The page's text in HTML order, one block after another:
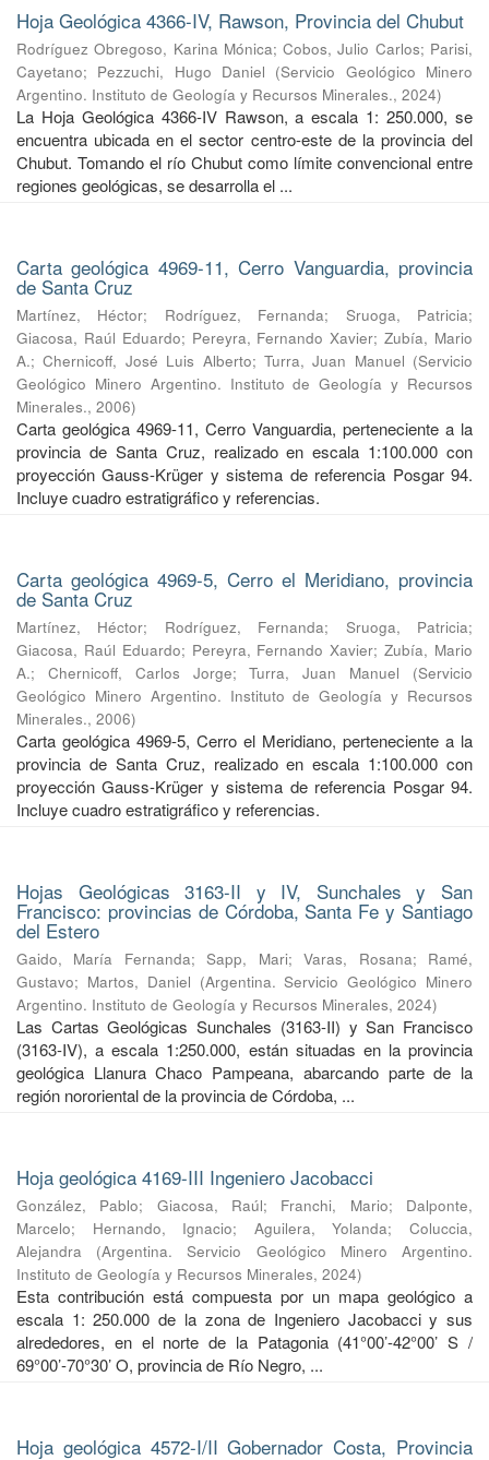
Hoja Geológica 4366-IV, Rawson, Provincia del Chubut
Rodríguez Obregoso, Karina Mónica;Cobos, Julio Carlos; Parisi,
Cayetano; Pezzuchi, Hugo Daniel (Servicio Geológico Minero
Argentino. Instituto de Geología y Recursos Minerales., 2024)
La Hoja Geológica 4366-IV Rawson, a escala 1: 250.000, se
encuentra ubicada en el sector centro-este de la provincia del
Chubut. Tomando el río Chubut como límite convencional entre
regiones geológicas, se desarrolla el ...
Carta geológica 4969-11, Cerro Vanguardia, provincia
de Santa Cruz
Martínez, Héctor; Rodríguez, Fernanda; Sruoga, Patricia;
Giacosa, Raúl Eduardo; Pereyra, Fernando Xavier;Zubía, Mario
A.;Chernicoff, José Luis Alberto; Turra, Juan Manuel (Servicio
Geológico Minero Argentino. Instituto de Geología y Recursos
Minerales., 2006)
Carta geológica 4969-11, Cerro Vanguardia, perteneciente a la
provincia de Santa Cruz, realizado en escala 1:100.000 con
proyección Gauss-Krüger y sistema de referencia Posgar 94.
Incluye cuadro estratigráfico y referencias.
Carta geológica 4969-5, Cerro el Meridiano, provincia
de Santa Cruz
Martínez, Héctor; Rodríguez, Fernanda; Sruoga, Patricia;
Giacosa, Raúl Eduardo; Pereyra, Fernando Xavier;Zubía, Mario
A.; Chernicoff, Carlos Jorge;Turra, Juan Manuel (Servicio
Geológico Minero Argentino. Instituto de Geología y Recursos
Minerales., 2006)
Carta geológica 4969-5, Cerro el Meridiano, perteneciente a la
provincia de Santa Cruz, realizado en escala 1:100.000 con
proyección Gauss-Krüger y sistema de referencia Posgar 94.
Incluye cuadro estratigráfico y referencias.
Hojas Geológicas 3163-II y IV, Sunchales y San
Francisco: provincias de Córdoba, Santa Fe y Santiago
del Estero
Gaido, María Fernanda;Sapp, Mari;Varas, Rosana; Ramé,
Gustavo; Martos, Daniel (Argentina. Servicio Geológico Minero
Argentino. Instituto de Geología y Recursos Minerales, 2024)
Las Cartas Geológicas Sunchales (3163-II) y San Francisco
(3163-IV), a escala 1:250.000, están situadas en la provincia
geológica Llanura Chaco Pampeana, abarcando parte de la
región nororiental de la provincia de Córdoba, ...
Hoja geológica 4169-III Ingeniero Jacobacci
González, Pablo; Giacosa, Raúl; Franchi, Mario; Dalponte,
Marcelo; Hernando, Ignacio; Aguilera, Yolanda;Coluccia,
Alejandra
(Argentina. Servicio Geológico Minero Argentino.
Instituto de Geología y Recursos Minerales, 2024)
Esta contribución está compuesta por un mapa geológico a
escala 1: 250.000 de la zona de Ingeniero Jacobacci y sus
alrededores, en el norte de la Patagonia (41°00’-42°00’ S /
69°00’-70°30’ O, provincia de Río Negro, ...
Hoja geológica 4572-I/II Gobernador Costa, Provincia